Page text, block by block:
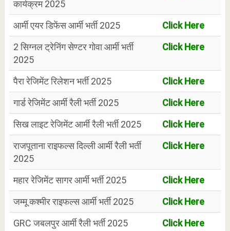
कार्यक्रम 2025
आर्मी एयर डिफेंस आर्मी भर्ती 2025
Click Here
2 सिग्नल ट्रेनिंग सेण्टर गोवा आर्मी भर्ती
2025
Click Here
पैरा रेजिमेंट रिलेशन भर्ती 2025
Click Here
गार्ड रेजिमेंट आर्मी रैली भर्ती 2025
Click Here
सिख लाइट रेजिमेंट आर्मी रैली भर्ती 2025
Click Here
राजपूताना राइफल्स दिल्ली आर्मी रैली भर्ती
2025
Click Here
महार रेजिमेंट सागर आर्मी भर्ती 2025
Click Here
जम्मू कश्मीर राइफल्स आर्मी भर्ती 2025
Click Here
GRC जबलपुर आर्मी रैली भर्ती 2025
Click Here